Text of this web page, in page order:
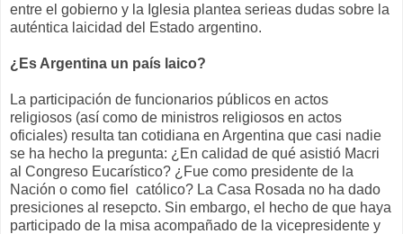
entre el gobierno y la Iglesia plantea serieas dudas sobre la
auténtica laicidad del Estado argentino.
¿Es Argentina un país laico?
La participación de funcionarios públicos en actos
religiosos (así como de ministros religiosos en actos
oficiales) resulta tan cotidiana en Argentina que casi nadie
se ha hecho la pregunta: ¿En calidad de qué asistió Macri
al Congreso Eucarístico? ¿Fue como presidente de la
Nación o como fiel católico? La Casa Rosada no ha dado
presiciones al resepcto. Sin embargo, el hecho de que haya
participado de la misa acompañado de la vicepresidente y